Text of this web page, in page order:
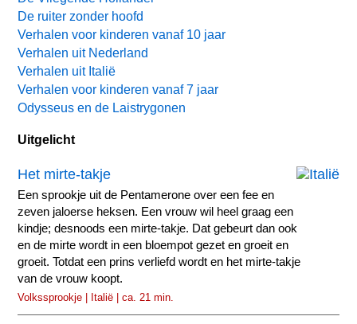
De ruiter zonder hoofd
Verhalen voor kinderen vanaf 10 jaar
Verhalen uit Nederland
Verhalen uit Italië
Verhalen voor kinderen vanaf 7 jaar
Odysseus en de Laistrygonen
Uitgelicht
Het mirte-takje
Een sprookje uit de Pentamerone over een fee en
zeven jaloerse heksen. Een vrouw wil heel graag een
kindje; desnoods een mirte-takje. Dat gebeurt dan ook
en de mirte wordt in een bloempot gezet en groeit en
groeit. Totdat een prins verliefd wordt en het mirte-takje
van de vrouw koopt.
Volkssprookje | Italië | ca. 21 min.